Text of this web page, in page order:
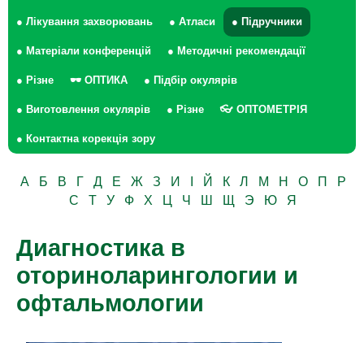
● Лікування захворювань ● Атласи ● Підручники
● Матеріали конференцій ● Методичні рекомендації
● Різне 🕶 ОПТИКА ● Підбір окулярів
● Виготовлення окулярів ● Різне 👓 ОПТОМЕТРІЯ
● Контактна корекція зору
А Б В Г Д Е Ж З И Й К Л М Н О П
Р
С
Т У Ф Х Ц Ч Ш Щ Э Ю Я
Диагностика в
оториноларингологии и
офтальмологии